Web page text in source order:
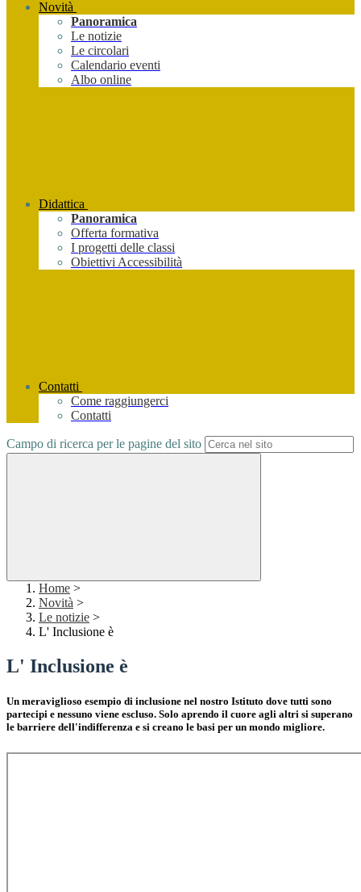
Novità
Panoramica
Le notizie
Le circolari
Calendario eventi
Albo online
Didattica
Panoramica
Offerta formativa
I progetti delle classi
Obiettivi Accessibilità
Contatti
Come raggiungerci
Contatti
Campo di ricerca per le pagine del sito
Home >
Novità >
Le notizie >
L' Inclusione è
L' Inclusione è
Un meraviglioso esempio di inclusione nel nostro Istituto dove tutti sono
partecipi e nessuno viene escluso. Solo aprendo il cuore agli altri si superano
le barriere dell'indifferenza e si creano le basi per un mondo migliore.